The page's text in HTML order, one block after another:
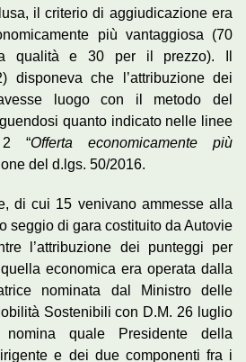
il criterio di aggiudicazione era
più vantaggiosa (70
qualità e 30 per il prezzo). Il
disponeva che l’attribuzione dei
luogo con il metodo del
quanto indicato nelle linee
2 “Offerta economicamente più
del d.lgs. 50/2016.
di cui 15 venivano ammesse alla
seggio di gara costituito da Autovie
l’attribuzione dei punteggi per
economica era operata dalla
nominata dal Ministro delle
Sostenibili con D.M. 26 luglio
quale Presidente della
e dei due componenti fra i